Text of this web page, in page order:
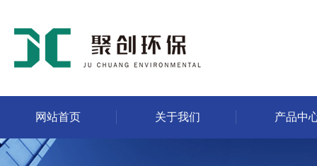
网站首页 关于我们 产品中